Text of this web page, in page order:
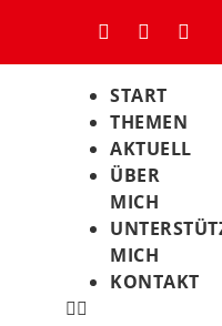
START
THEMEN
AKTUELL
ÜBER
MICH
MICH
KONTAKT